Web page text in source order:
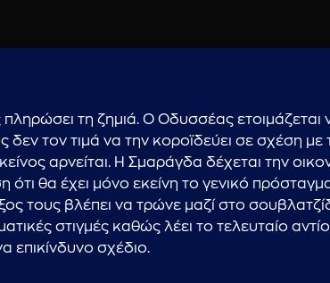
κείμενο προς αναζήτηση
τη ζημιά. Ο Οδυσσέας ετοιμάζεται
τον τιμά να την κοροϊδεύει σε σχέση με
αρνείται. Η Σμαράγδα δέχεται την
θα έχει μόνο εκείνη το γενικό
τους βλέπει να τρώνε μαζί στο
στιγμές καθώς λέει το τελευταίο
επικίνδυνο σχέδιο.